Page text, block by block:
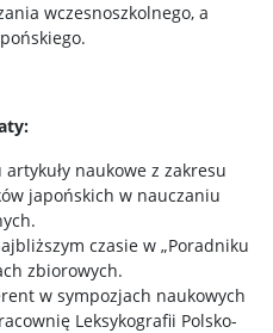
wczesnoszkolnego, a
naukowe z zakresu
japońskich w nauczaniu
czasie w „Poradniku
zbiorowych.
w sympozjach naukowych
Leksykografii Polsko-